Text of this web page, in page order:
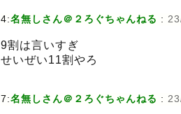
4:名無しさん＠２ろぐちゃんねる :
9割は言いすぎ
せいぜい11割やろ
7:名無しさん＠２ろぐちゃんねる :